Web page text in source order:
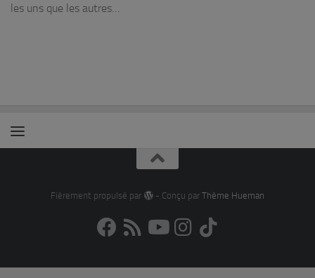
les uns que les autres…
Fièrement propulsé par - Conçu par Thème Hueman